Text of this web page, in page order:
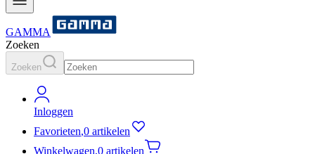
GAMMA
Zoeken
Zoeken
Inloggen
Favorieten,0 artikelen
Winkelwagen,0 artikelen